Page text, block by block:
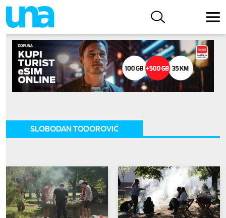
SLOBODAN TODOROVIĆ